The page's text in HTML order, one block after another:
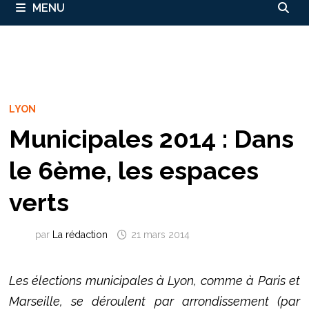
MENU
LYON
Municipales 2014 : Dans
le 6ème, les espaces
verts
par La rédaction 21 mars 2014
Les élections municipales à Lyon, comme à Paris et
Marseille, se déroulent par arrondissement (par